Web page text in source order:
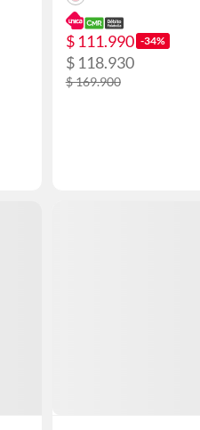
$ 111.990 -34%
$ 118.930
$ 169.900